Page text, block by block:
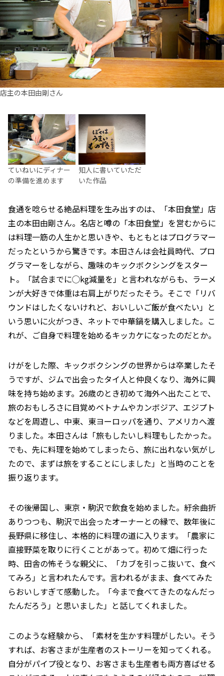
店主の本田由剛さん
ていねいにディナー
の準備を進めます
知人に書いていただ
いた作品
食通を唸らせる絶品料理を生み出すのは、「本田食堂」店
主の本田由剛さん。名店と噂の「本田食堂」を営むからに
は料理一筋の人生かと思いきや、もともとはプログラマー
だったというから驚きです。本田さんは会社員時代、プロ
グラマーをしながら、趣味のキックボクシングをスター
ト。「試合までに◯kg減量を」と言われながらも、ラーメ
ンが大好きで体重は右肩上がりだったそう。そこで「リバ
ウンドはしたくないけれど、おいしいご飯が食べたい」と
いう思いに火がつき、ネットで中華鍋を購入しました。こ
れが、ご自身で料理を始めるキッカケになったのだとか。
けがをした際、キックボクシングの世界からは卒業したそ
うですが、ジムで出会ったタイ人と仲良くなり、海外に興
味を持ち始めます。26歳のとき初めて海外へ出たことで、
旅のおもしろさに目覚めベトナムやカンボジア、エジプト
などを周遊し、中東、東ヨーロッパを通り、アメリカへ渡
りました。本田さんは「旅もしたいし料理もしたかった。
でも、先に料理を始めてしまったら、旅に出れない気がし
たので、まずは旅をすることにしました」と当時のことを
振り返ります。
その後帰国し、東京・駒沢で飲食を始めました。紆余曲折
ありつつも、駒沢で出会ったオーナーとの縁で、数年後に
長野県に移住し、本格的に料理の道に入ります。「農家に
直接野菜を取りに行くことがあって。初めて畑に行った
時、田舎の怖そうな親父に、「カブを引っこ抜いて、食べ
てみろ」と言われたんです。言われるがまま、食べてみた
らおいしすぎて感動した。「今まで食べてきたのなんだっ
たんだろう」と思いました」と話してくれました。
このような経験から、「素材を生かす料理がしたい。そう
すれば、お客さまが生産者のストーリーを知ってくれる。
自分がパイプ役となり、お客さまも生産者も両方喜ばせる